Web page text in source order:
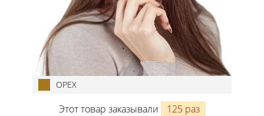
ОРЕХ
Этот товар заказывали 125 раз